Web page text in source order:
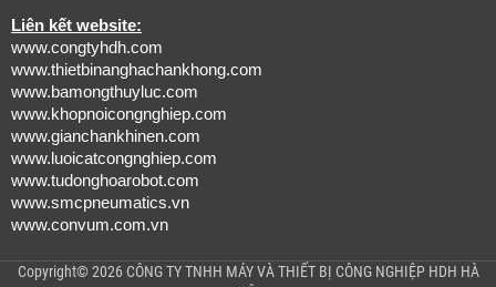
Liên kết website:
www.congtyhdh.com
www.thietbinanghachankhong.com
www.bamongthuyluc.com
www.khopnoicongnghiep.com
www.gianchankhinen.com
www.luoicatcongnghiep.com
www.tudonghoarobot.com
www.smcpneumatics.vn
www.convum.com.vn
Copyright© 2026 CÔNG TY TNHH MÁY VÀ THIẾT BỊ CÔNG NGHIỆP HDH HÀ